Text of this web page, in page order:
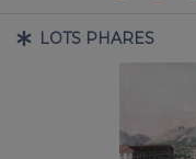
LOTS PHARES